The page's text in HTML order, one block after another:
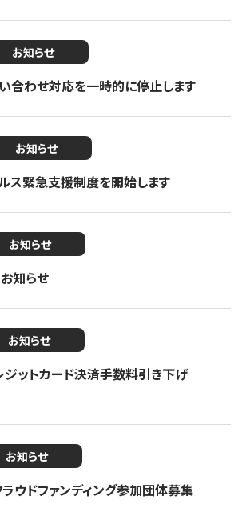
お知らせ
合わせ対応を一時的に停止します
お知らせ
ス緊急支援制度を開始します
お知らせ
知らせ
お知らせ
ジットカード決済手数料引き下げ
お知らせ
ウドファンディング参加団体募集